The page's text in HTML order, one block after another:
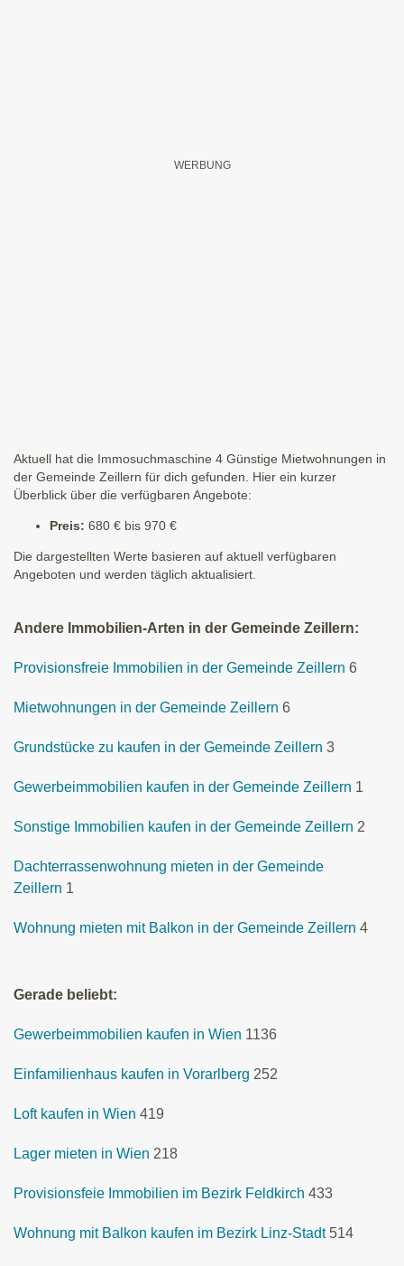
Aktuell hat die Immosuchmaschine 4 Günstige Mietwohnungen in
der Gemeinde Zeillern für dich gefunden. Hier ein kurzer
Überblick über die verfügbaren Angebote:
Preis: 680 € bis 970 €
Die dargestellten Werte basieren auf aktuell verfügbaren
Angeboten und werden täglich aktualisiert.
Andere Immobilien-Arten in der Gemeinde Zeillern:
Provisionsfreie Immobilien in der Gemeinde Zeillern 6
Mietwohnungen in der Gemeinde Zeillern 6
Grundstücke zu kaufen in der Gemeinde Zeillern 3
Gewerbeimmobilien kaufen in der Gemeinde Zeillern 1
Sonstige Immobilien kaufen in der Gemeinde Zeillern 2
Dachterrassenwohnung mieten in der Gemeinde
Zeillern 1
Wohnung mieten mit Balkon in der Gemeinde Zeillern 4
Gerade beliebt:
Gewerbeimmobilien kaufen in Wien 1136
Einfamilienhaus kaufen in Vorarlberg 252
Loft kaufen in Wien 419
Lager mieten in Wien 218
Provisionsfeie Immobilien im Bezirk Feldkirch 433
Wohnung mit Balkon kaufen im Bezirk Linz-Stadt 514